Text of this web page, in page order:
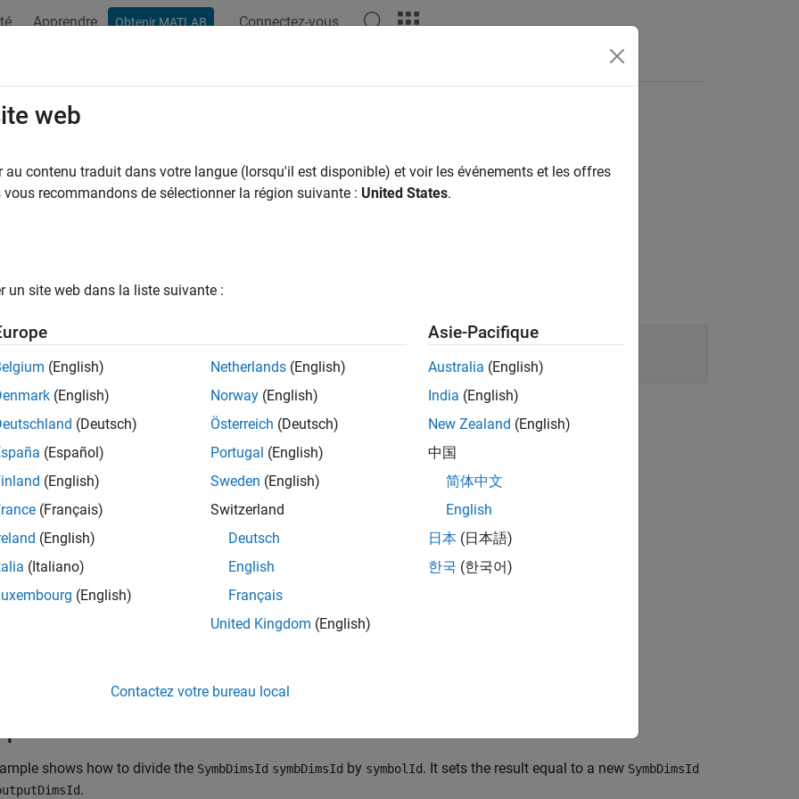
Apprendre Obtenir MATLAB Connectez-vous
by dividing two symbolic dimensions
ssRegisterSymbolicDimsDivide(SimStruct *S, const SymbDimsId aLHS,
representing an S-Function block.
integer value corresponding to a symbolic dimension specification.
integer value corresponding to a symbolic dimension specification.
(integer value) that represents a symbolic dimension specification.
shows how to divide the SymbDimsId symbDimsId by symbolId. It sets the result equal to a new SymbDimsId
.
web
au contenu traduit dans votre langue (lorsqu'il est disponible) et voir les événements et les offres
vous recommandons de sélectionner la région suivante : United States.
un site web dans la liste suivante :
(English)
(English)
(Deutsch)
(Español)
(English)
(Français)
(English)
(Italiano)
(English)
Netherlands (English)
Norway (English)
Österreich (Deutsch)
Portugal (English)
Sweden (English)
Switzerland
Deutsch
English
Français
United Kingdom (English)
Asie-Pacifique
Australia (English)
India (English)
New Zealand (English)
中国
简体中文
English
日本 (日本語)
한국 (한국어)
Contactez votre bureau local